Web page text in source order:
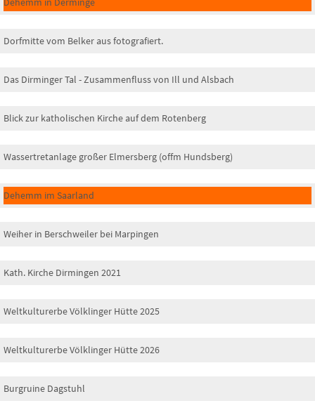
Dorfmitte vom Belker aus fotografiert.
Das Dirminger Tal - Zusammenfluss von Ill und Alsbach
Blick zur katholischen Kirche auf dem Rotenberg
Wassertretanlage großer Elmersberg (offm Hundsberg)
Dehemm im Saarland
Weiher in Berschweiler bei Marpingen
Kath. Kirche Dirmingen 2021
Weltkulturerbe Völklinger Hütte 2025
Weltkulturerbe Völklinger Hütte 2026
Burgruine Dagstuhl